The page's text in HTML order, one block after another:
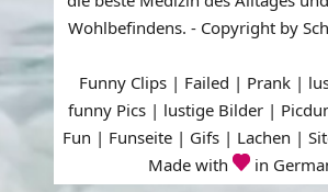
Wohlbefindens. - Copyright by
Funny Clips | Failed | Prank |
funny Pics | lustige Bilder |
Fun | Funseite | Gifs | Lachen |
Made with
in